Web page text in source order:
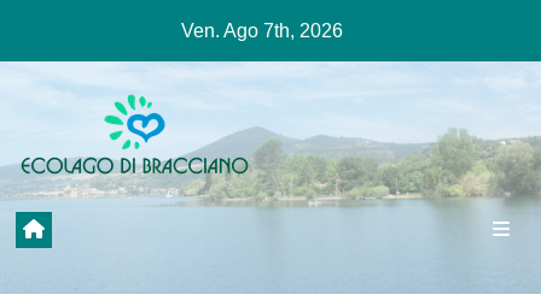
contenuto
Ven. Ago 7th, 2026